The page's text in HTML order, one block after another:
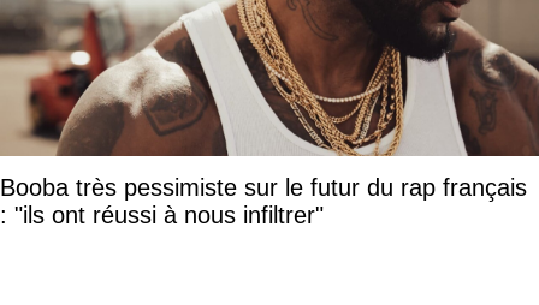
Booba très pessimiste sur le futur du rap français
: "ils ont réussi à nous infiltrer"